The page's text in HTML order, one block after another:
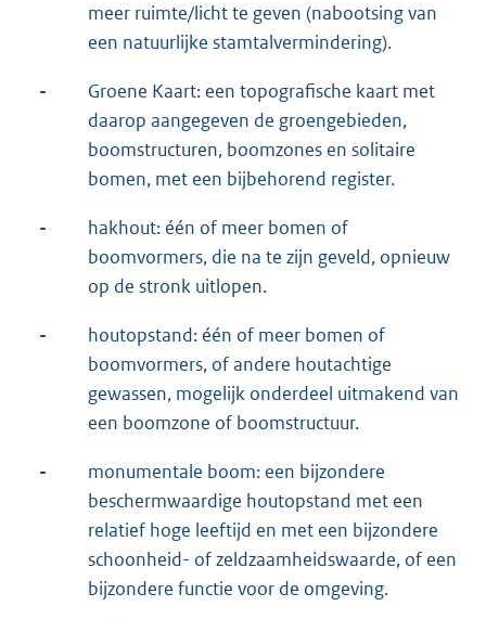
meer ruimte/licht te geven (nabootsing van
een natuurlijke stamtalvermindering).
-
Groene Kaart: een topografische kaart met
daarop aangegeven de groengebieden,
boomstructuren, boomzones en solitaire
bomen, met een bijbehorend register.
-
hakhout: één of meer bomen of
boomvormers, die na te zijn geveld, opnieuw
op de stronk uitlopen.
-
houtopstand: één of meer bomen of
boomvormers, of andere houtachtige
gewassen, mogelijk onderdeel uitmakend van
een boomzone of boomstructuur.
-
monumentale boom: een bijzondere
beschermwaardige houtopstand met een
relatief hoge leeftijd en met een bijzondere
schoonheid- of zeldzaamheidswaarde, of een
bijzondere functie voor de omgeving.